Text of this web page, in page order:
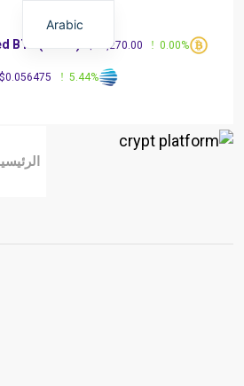
الرئيسية
BTC(KBTC) $83,270.00 0.00%
$0.056475 5.44%
Arabic